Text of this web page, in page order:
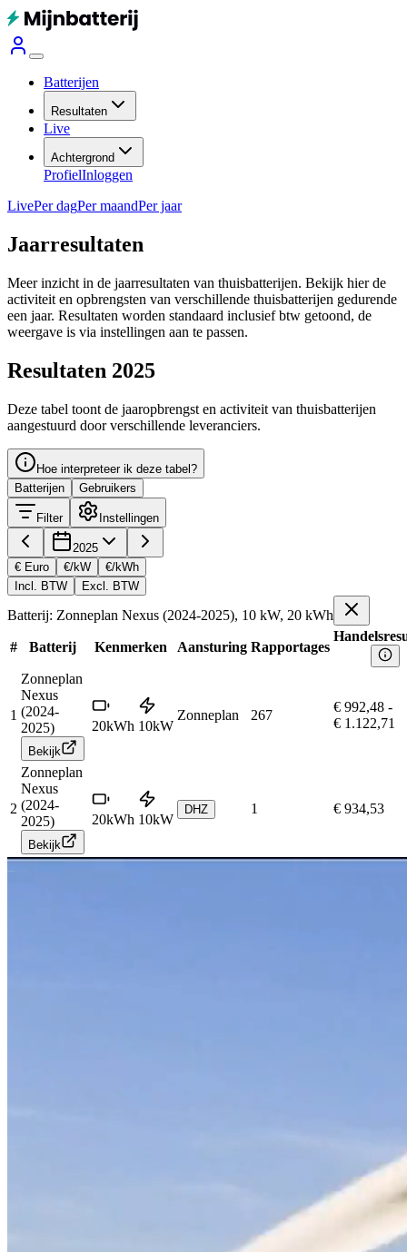
Batterijen
Resultaten
Live
Achtergrond
ProfielInloggen
LivePer dagPer maandPer jaar
Jaarresultaten
Meer inzicht in de jaarresultaten van thuisbatterijen. Bekijk hier de
activiteit en opbrengsten van verschillende thuisbatterijen gedurende
een jaar. Resultaten worden standaard inclusief btw getoond, de
weergave is via instellingen aan te passen.
Resultaten 2025
Deze tabel toont de jaaropbrengst en activiteit van thuisbatterijen
aangestuurd door verschillende leveranciers.
Hoe interpreteer ik deze tabel?
Batterijen
Gebruikers
Filter Instellingen
2025
€ Euro
€/kW
€/kWh
Incl. BTW
Excl. BTW
Batterij: Zonneplan Nexus (2024-2025), 10 kW, 20 kWh
# Batterij Kenmerken Aansturing Rapportages
1
Zonneplan
Nexus
(2024-
2025)
Bekijk
20kWh 10kW
Zonneplan 267
€ 992,48 -
€ 1.122,71
2
Zonneplan
Nexus
(2024-
2025)
Bekijk
20kWh 10kW
DHZ 1 € 934,53